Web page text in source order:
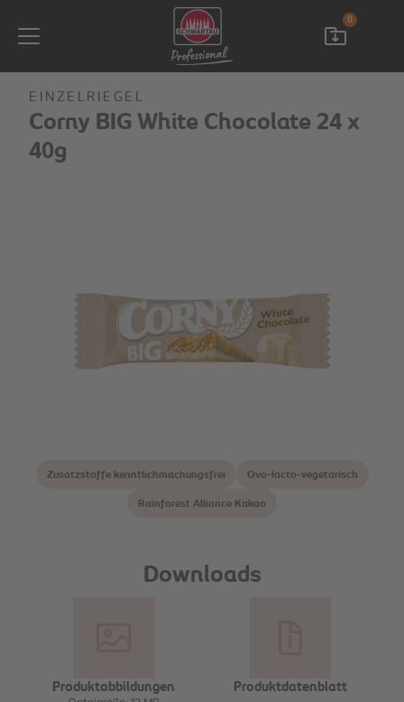
0
EINZELRIEGEL
Corny BIG White Chocolate 24 x
40g
Zusatzstoffe kenntlichmachungsfrei Ovo-lacto-vegetarisch
Rainforest Alliance Kakao
Downloads
Produktabbildungen Produktdatenblatt